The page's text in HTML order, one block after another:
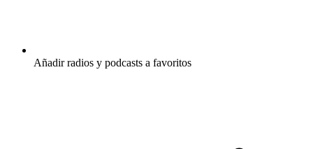
Añadir radios y podcasts a favoritos